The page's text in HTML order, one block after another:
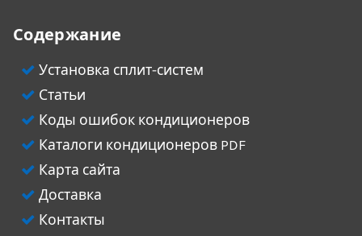
Содержание
Установка сплит-систем
Статьи
Коды ошибок кондиционеров
Каталоги кондиционеров PDF
Карта сайта
Доставка
Контакты